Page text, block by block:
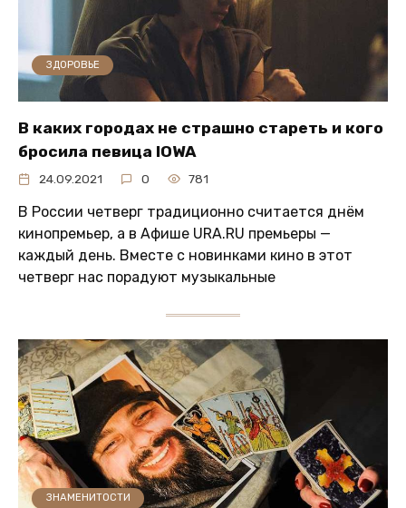
ЗДОРОВЬЕ
В каких городах не страшно стареть и кого
бросила певица IOWA
24.09.2021 0 781
В России четверг традиционно считается днём
кинопремьер, а в Афише URA.RU премьеры —
каждый день. Вместе с новинками кино в этот
четверг нас порадуют музыкальные
ЗНАМЕНИТОСТИ